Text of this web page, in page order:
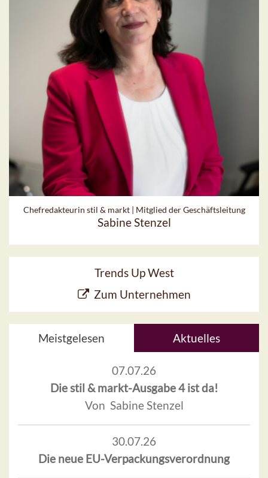
Chefredakteurin stil & markt | Mitglied der Geschäftsleitung
Sabine Stenzel
Trends Up West
Zum Unternehmen
Meistgelesen Aktuelles
07.07.26
Die stil & markt-Ausgabe 4 ist da!
Von Sabine Stenzel
30.07.26
Die neue EU-Verpackungsverordnung